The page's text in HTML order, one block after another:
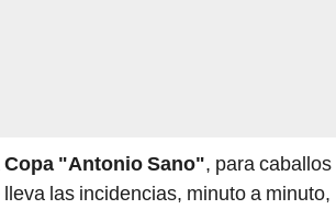
Copa "Antonio Sano", para caballos
las incidencias, minuto a minuto,